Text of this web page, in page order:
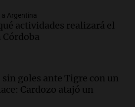
en Rosario piden por la
Rosario
Colombo, rematador
tecnologías no
contacto con la gente”
Argentina
actividades realizará el
Córdoba
goles ante Tigre con un
Cardozo atajó un